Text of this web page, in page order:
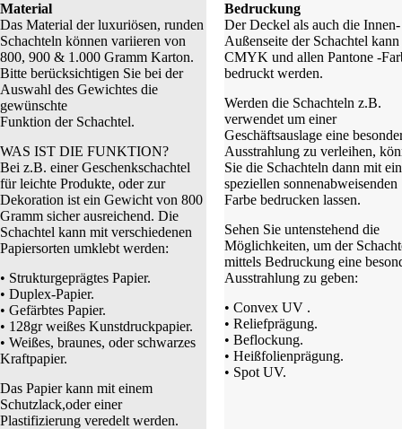
Material
Das Material der luxuriösen, runden
Schachteln können variieren von
800, 900 & 1.000 Gramm Karton.
Bitte berücksichtigen Sie bei der
Auswahl des Gewichtes die
gewünschte
Funktion der Schachtel.
WAS IST DIE FUNKTION?
Bei z.B. einer Geschenkschachtel
für leichte Produkte, oder zur
Dekoration ist ein Gewicht von 800
Gramm sicher ausreichend. Die
Schachtel kann mit verschiedenen
Papiersorten umklebt werden:
• Strukturgeprägtes Papier.
• Duplex-Papier.
• Gefärbtes Papier.
• 128gr weißes Kunstdruckpapier.
• Weißes, braunes, oder schwarzes
Kraftpapier.
Das Papier kann mit einem
Schutzlack,oder einer
Plastifizierung veredelt werden.
Bedruckung
Der Deckel als auch die
Außenseite der Schachtel
CMYK und allen Pantone -
bedruckt werden.
Werden die Schachteln z.B.
verwendet um einer
Geschäftsauslage eine
Ausstrahlung zu verleihen,
Sie die Schachteln dann mit
speziellen sonnenabweisenden
Farbe bedrucken lassen.
Sehen Sie untenstehend die
Möglichkeiten, um der
mittels Bedruckung eine
Ausstrahlung zu geben:
• Convex UV .
• Reliefprägung.
• Beflockung.
• Heißfolienprägung.
• Spot UV.